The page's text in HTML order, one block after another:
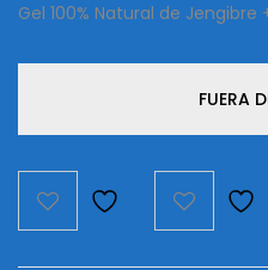
Gel 100% Natural de Jengibre
FUERA